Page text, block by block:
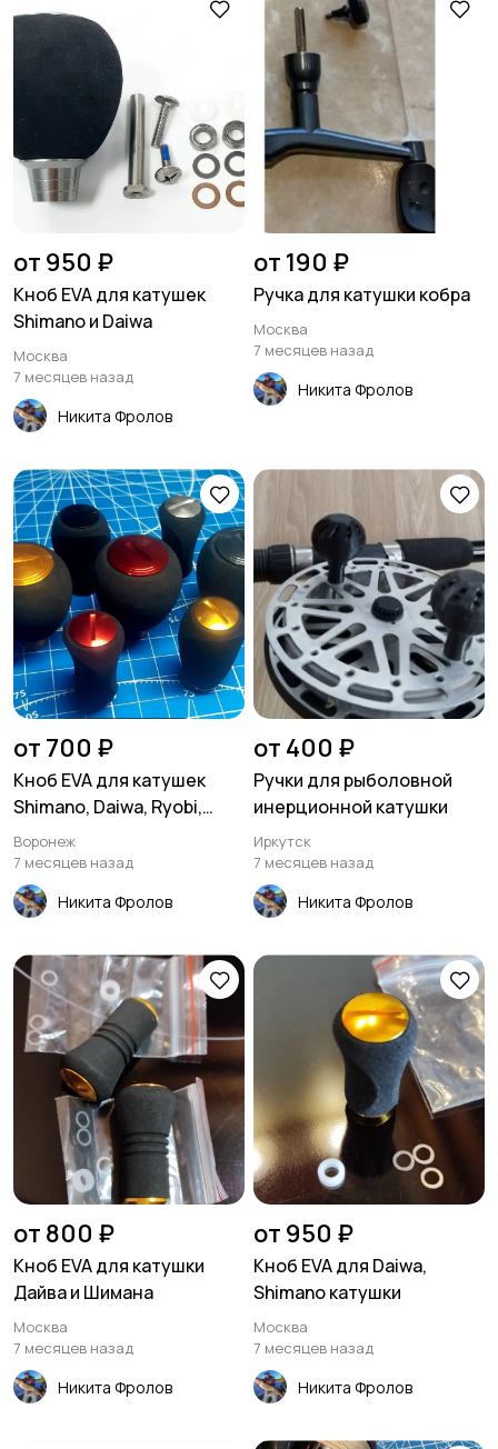
от 950 ₽
Кноб EVA для катушек
Shimano и Daiwa
Москва
7 месяцев назад
Никита Фролов
от 190 ₽
Ручка для катушки кобра
Москва
7 месяцев назад
Никита Фролов
от 700 ₽
Кноб EVA для катушек
Shimano, Daiwa, Ryobi,
Abugаr
Воронеж
7 месяцев назад
Никита Фролов
от 400 ₽
Ручки для рыболовной
инерционной катушки
Иркутск
7 месяцев назад
Никита Фролов
от 800 ₽
Кноб EVA для катушки
Дайва и Шимана
Москва
7 месяцев назад
Никита Фролов
от 950 ₽
Кноб EVA для Daiwa,
Shimano катушки
Москва
7 месяцев назад
Никита Фролов